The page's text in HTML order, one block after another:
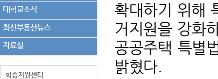
대학교소식
최신부동산뉴스
자료실
학습지원센터
확대하기 위해
거지원을 강화
공공주택 특별
밝혔다.